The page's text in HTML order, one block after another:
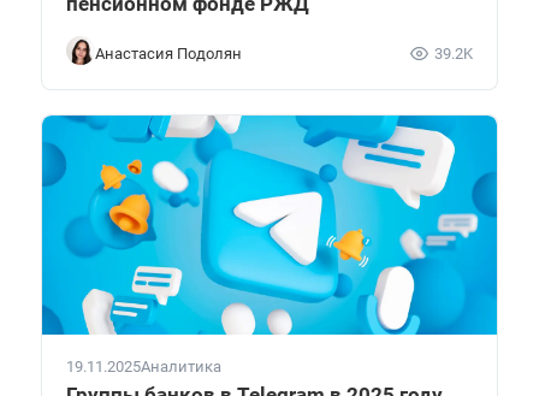
Анастасия Подолян 39.2K
19.11.2025Аналитика